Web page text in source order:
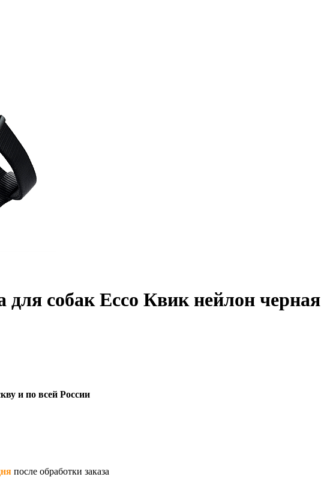
собак Ecco Квик нейлон черная
и по всей России
после обработки заказа